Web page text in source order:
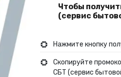
Чтобы
(сервис
Нажмите кнопку
Скопируйте
СБТ (сервис